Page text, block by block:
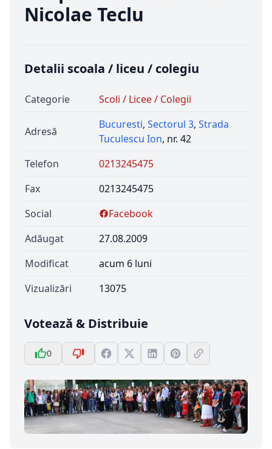
Nicolae Teclu
Detalii scoala / liceu / colegiu
Categorie Scoli / Licee / Colegii
Adresă
Bucuresti, Sectorul 3, Strada
Tuculescu Ion, nr. 42
Telefon
0213245475
Fax
0213245475
Social
Facebook
Adăugat
27.08.2009
Modificat
acum 6 luni
Vizualizări
13075
Votează & Distribuie
0